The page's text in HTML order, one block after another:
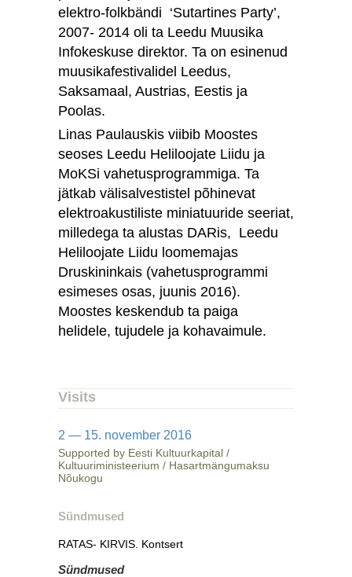
elektro-folkbändi ‘Sutartines Party’,
2007- 2014 oli ta Leedu Muusika
Infokeskuse direktor. Ta on esinenud
muusikafestivalidel Leedus,
Saksamaal, Austrias, Eestis ja
Poolas.
Linas Paulauskis viibib Moostes
seoses Leedu Heliloojate Liidu ja
MoKSi vahetusprogrammiga. Ta
jätkab välisalvestistel põhinevat
elektroakustiliste miniatuuride seeriat,
milledega ta alustas DARis, Leedu
Heliloojate Liidu loomemajas
Druskininkais (vahetusprogrammi
esimeses osas, juunis 2016).
Moostes keskendub ta paiga
helidele, tujudele ja kohavaimule.
Visits
2 — 15. november 2016
Supported by Eesti Kultuurkapital /
Kultuuriministeerium / Hasartmängumaksu
Nõukogu
Sündmused
RATAS- KIRVIS. Kontsert
Sündmused